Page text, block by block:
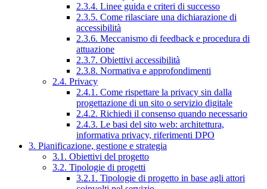
2.3.4. Linee guida e criteri di successo
2.3.5. Come rilasciare una dichiarazione di
accessibilità
2.3.6. Meccanismo di feedback e procedura di
attuazione
2.3.7. Obiettivi accessibilità
2.3.8. Normativa e approfondimenti
2.4. Privacy
2.4.1. Come rispettare la privacy sin dalla
progettazione di un sito o servizio digitale
2.4.2. Richiedi il consenso quando necessario
2.4.3. Le basi del sito web: architettura,
informativa privacy, riferimenti DPO
3. Pianificazione, gestione e strategia
3.1. Obiettivi del progetto
3.2. Tipologie di progetti
3.2.1. Tipologie di progetto in base agli attori